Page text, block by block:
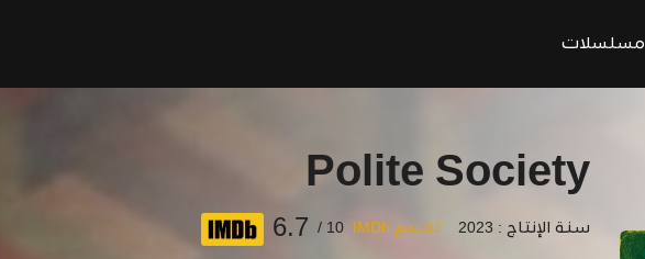
مسلسلات
Polite Society
سنة الإنتاج : 2023 تقييم IMDb 10 /
6.7